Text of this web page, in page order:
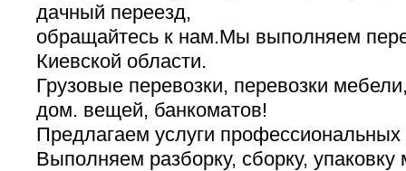
дачный переезд,
обращайтесь к нам.Мы выполняем
Киевской области.
Грузовые перевозки, перевозки
дом. вещей, банкоматов!
Предлагаем услуги профессиональных
Выполняем разборку, сборку, упаковку